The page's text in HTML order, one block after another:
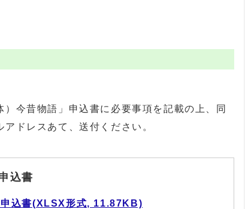
今昔物語」申込書に必要事項を記載の上、同
ドレスあて、送付ください。
込書
申込書(XLSX形式, 11.87KB)